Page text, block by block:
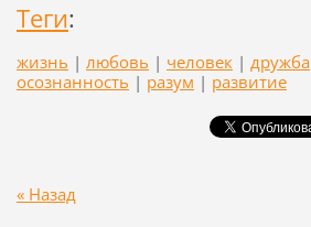
Теги:
жизнь | любовь | человек | дружба
осознанность | разум | развитие
« Назад